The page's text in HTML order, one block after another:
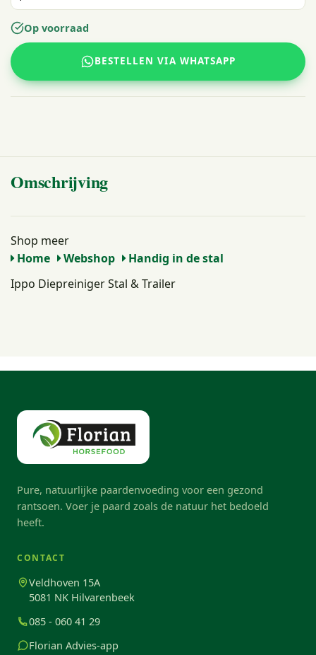
Op voorraad
BESTELLEN VIA WHATSAPP
Omschrijving
Shop meer
Home
Webshop
Handig in de stal
Ippo Diepreiniger Stal & Trailer
Pure, natuurlijke paardenvoeding voor een gezond
rantsoen. Voer je paard zoals de natuur het bedoeld
heeft.
CONTACT
Veldhoven 15A
5081 NK Hilvarenbeek
085 - 060 41 29
Florian Advies-app